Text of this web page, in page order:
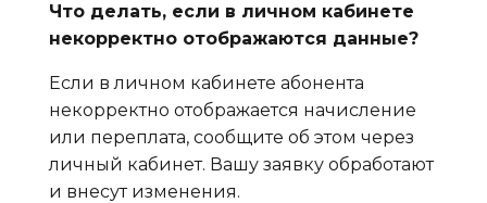
Что делать, если в личном кабинете
некорректно отображаются данные?
Если в личном кабинете абонента
некорректно отображается начисление
или переплата, сообщите об этом через
личный кабинет. Вашу заявку обработают
и внесут изменения.